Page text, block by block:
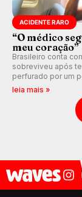
ACIDENTE RARO
“O médico
meu coração”
Brasileiro conta
sobreviveu após
perfurado por um
agulha enquanto
leia mais »